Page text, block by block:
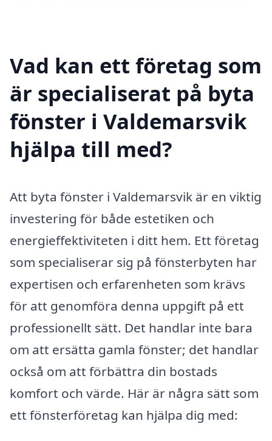
Vad kan ett företag som
är specialiserat på byta
fönster i Valdemarsvik
hjälpa till med?
Att byta fönster i Valdemarsvik är en viktig
investering för både estetiken och
energieffektiviteten i ditt hem. Ett företag
som specialiserar sig på fönsterbyten har
expertisen och erfarenheten som krävs
för att genomföra denna uppgift på ett
professionellt sätt. Det handlar inte bara
om att ersätta gamla fönster; det handlar
också om att förbättra din bostads
komfort och värde. Här är några sätt som
ett fönsterföretag kan hjälpa dig med: